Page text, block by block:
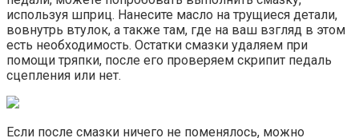
используя шприц. Нанесите масло на трущиеся детали,
вовнутрь втулок, а также там, где на ваш взгляд в этом
есть необходимость. Остатки смазки удаляем при
помощи тряпки, после его проверяем скрипит педаль
сцепления или нет.
Если после смазки ничего не поменялось, можно